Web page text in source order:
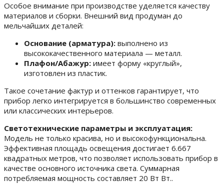
Особое внимание при производстве уделяется качеству
материалов и сборки. Внешний вид продуман до
мельчайших деталей:
Основание (арматура): выполнено из
высококачественного материала — металл.
Плафон/Абажур: имеет форму «круглый»,
изготовлен из пластик.
Такое сочетание фактур и оттенков гарантирует, что
прибор легко интегрируется в большинство современных
или классических интерьеров.
Светотехнические параметры и эксплуатация:
Модель не только красива, но и высокофункциональна.
Эффективная площадь освещения достигает 6.667
квадратных метров, что позволяет использовать прибор в
качестве основного источника света. Суммарная
потребляемая мощность составляет 20 Вт Вт..